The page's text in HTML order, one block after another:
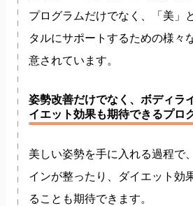
プログラムだけでなく、「美」
タルにサポートするための様々
意されています。
姿勢改善だけでなく、ボディラ
イエット効果も期待できるプロ
美しい姿勢を手に入れる過程で
インが整ったり、ダイエット効
ることも期待できます。